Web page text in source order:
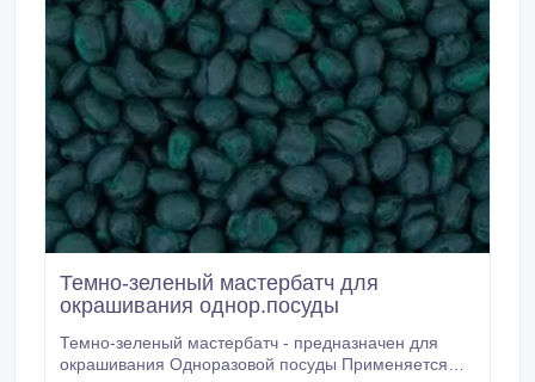
Темно-зеленый мастербатч для
окрашивания однор.посуды
Темно-зеленый мастербатч - предназначен для
окрашивания Одноразовой посуды Применяется